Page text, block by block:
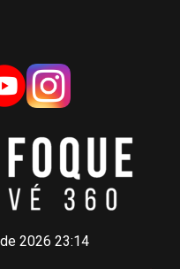
2026 23:14